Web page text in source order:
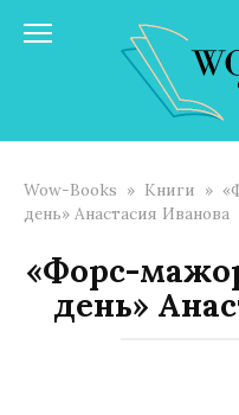
Wow-Books » Книги »
день» Анастасия Иванoва
«Форс-
день»